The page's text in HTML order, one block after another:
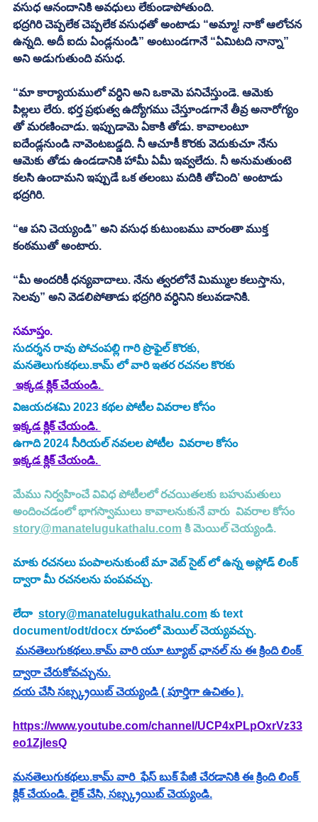
వసుధ ఆనందానికి అవధులు లేకుండాపోతుంది.
భద్రగిరి చెప్పలేక చెప్పలేక వసుధతో అంటాడు “అమ్మా! నాకో ఆలోచన
ఉన్నది. అదీ ఐదు ఏండ్లనుండి” అంటుండగానే “ఏమిటది నాన్నా”
అని అడుగుతుంది వసుధ.
“మా కార్యాయములో వర్ధిని అని ఒకామె పనిచేస్తుండె. ఆమెకు
పిల్లలు లేరు. భర్త ప్రభుత్వ ఉద్యోగము చేస్తూండగానే తీవ్ర అనారోగ్యం
తో మరణించాడు. ఇప్పుడామె ఏకాకి తోడు. కావాలంటూ
ఐదేండ్లనుండి నావెంటబడ్డది. నీ ఆచూకీ కొరకు వెదుకుచూ నేను
ఆమెకు తోడు ఉండడానికి హామీ ఏమీ ఇవ్వలేదు. నీ అనుమతుంటె
కలసి ఉందామని ఇప్పుడే ఒక తలంబు మదికి తోచింది’ అంటాడు
భద్రగిరి.
“ఆ పని చెయ్యండి” అని వసుధ కుటుంబము వారంతా ముక్త
కంఠముతో అంటారు.
“మీ అందరికీ ధన్యవాదాలు. నేను త్వరలోనే మిమ్ముల కలుస్తాను,
సెలవు” అని వెడలిపోతాడు భద్రగిరి వర్ధినిని కలువడానికి.
సమాప్తం.
సుదర్శన రావు పోచంపల్లి గారి ప్రొఫైల్ కొరకు,
మనతెలుగుకథలు.కామ్ లో వారి ఇతర రచనల కొరకు
ఇక్కడ క్లిక్ చేయండి.
విజయదశమి 2023 కథల పోటీల వివరాల కోసం
ఇక్కడ క్లిక్ చేయండి.
ఉగాది 2024 సీరియల్ నవలల పోటీల  వివరాల కోసం
ఇక్కడ క్లిక్ చేయండి.
మేము నిర్వహించే వివిధ పోటీలలో రచయితలకు బహుమతులు
అందించడంలో భాగస్వాములు కావాలనుకునే వారు  వివరాల కోసం
story@manatelugukathalu.com కి మెయిల్ చెయ్యండి.
మాకు రచనలు పంపాలనుకుంటే మా వెబ్ సైట్ లో ఉన్న అప్లోడ్ లింక్
ద్వారా మీ రచనలను పంపవచ్చు.
లేదా story@manatelugukathalu.com కు text
document/odt/docx రూపంలో మెయిల్ చెయ్యవచ్చు.
మనతెలుగుకథలు.కామ్ వారి యూ ట్యూబ్ ఛానల్ ను ఈ క్రింది లింక్
ద్వారా చేరుకోవచ్చును.
దయ చేసి సబ్స్క్రయిబ్ చెయ్యండి ( పూర్తిగా ఉచితం ).
https://www.youtube.com/channel/UCP4xPLpOxrVz33
eo1ZjlesQ
మనతెలుగుకథలు.కామ్ వారి  ఫేస్ బుక్ పేజీ చేరడానికి ఈ క్రింది లింక్
క్లిక్ చేయండి. లైక్ చేసి, సబ్స్క్రయిబ్ చెయ్యండి.